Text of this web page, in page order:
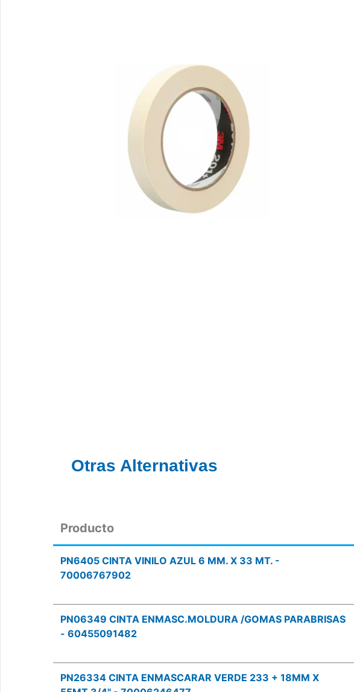
Otras Alternativas
Producto
PN6405 CINTA VINILO AZUL 6 MM. X 33 MT. -
70006767902
PN06349 CINTA ENMASC.MOLDURA /GOMAS PARABRISAS
- 60455091482
PN26334 CINTA ENMASCARAR VERDE 233 + 18MM X